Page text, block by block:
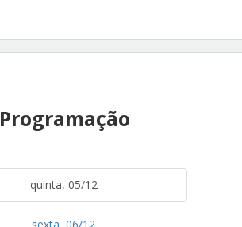
Programação
quinta, 05/12
sexta, 06/12